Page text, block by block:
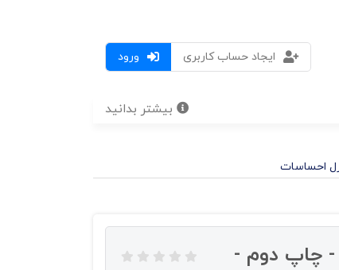
ورود
ایجاد حساب کاربری
بیشتر بدانید
احساسات
چاپ دوم -